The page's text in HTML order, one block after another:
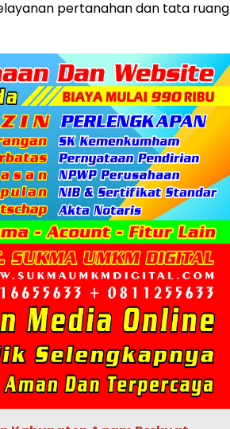
pertanahan dan tata ruang